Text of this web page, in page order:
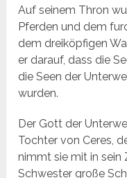
Auf seinem Thron
Pferden und dem
dem dreiköpfigen
er darauf, dass die
die Seen der
wurden.
Der Gott der
Tochter von Ceres,
nimmt sie mit in sein
Schwester große